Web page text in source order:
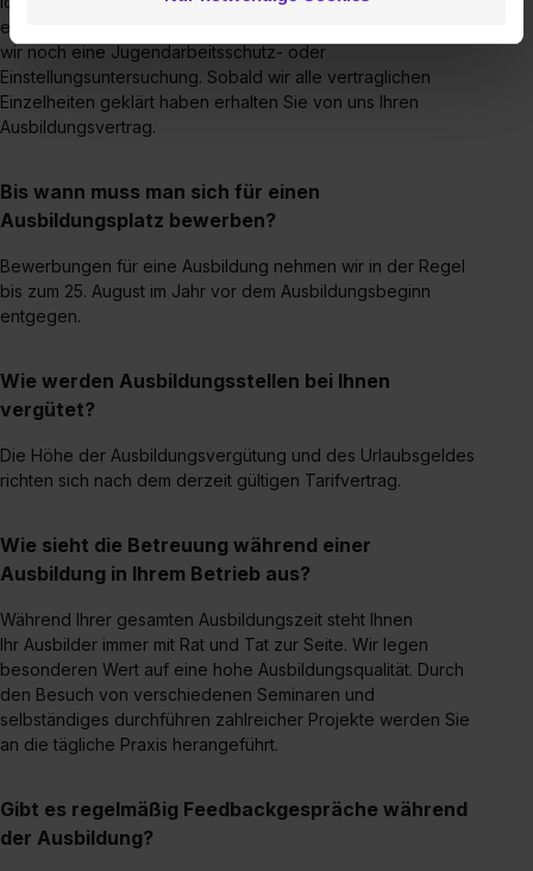
Verwendungszwecke (ausgenommen „Notwendig“) zu. .
In diesem Fall sowie bei der separaten Aktivierung von
„Social Media und Marketing“ bist du auch damit
einverstanden, dass dir nach Setzen der Cookies externe
erforderliche personenbezogene Daten an Social Media
Dienste, ggfs. mit Sitz in den USA, übermittelt werden.
Einzelfall bei dem jeweiligen Inhalt erteilen. Willst du nur
bestimmte Verwendungszwecke zulassen, triff deine
der Kategorien „Präferenzen“, „Statistiken“ und „Social
Media und Marketing“ umfasst hierbei die Einwilligung
zur Übermittlung deiner Daten in die USA (Art. 49 Abs. 1
S. 1 lit. a) DS-GVO). Die USA verfügen über kein
II). Du kannst die von dir erteilte Einwilligung jederzeit mit
Wirkung für die Zukunft ganz oder teilweise über unsere
Einstellungen“ widerrufen. Weitere Informationen zu den
einzelnen Cookies findest du durch Klick auf „Details
zeigen“. Weitere Informationen:Datenschutzerklärung
Impressum
erfreuliche Nachricht telefonisch mitteilen. Danach benötigen
wir noch eine Jugendarbeitsschutz- oder
Einstellungsuntersuchung. Sobald wir alle vertraglichen
Einzelheiten geklärt haben erhalten Sie von uns Ihren
Ausbildungsvertrag.
Bis wann muss man sich für einen
Ausbildungsplatz bewerben?
Bewerbungen für eine Ausbildung nehmen wir in der Regel
bis zum 25. August im Jahr vor dem Ausbildungsbeginn
entgegen.
Wie werden Ausbildungsstellen bei Ihnen
vergütet?
Die Höhe der Ausbildungsvergütung und des Urlaubsgeldes
richten sich nach dem derzeit gültigen Tarifvertrag.
Wie sieht die Betreuung während einer
Ausbildung in Ihrem Betrieb aus?
Während Ihrer gesamten Ausbildungszeit steht Ihnen
Ihr Ausbilder immer mit Rat und Tat zur Seite. Wir legen
besonderen Wert auf eine hohe Ausbildungsqualität. Durch
den Besuch von verschiedenen Seminaren und
selbständiges durchführen zahlreicher Projekte werden Sie
an die tägliche Praxis herangeführt.
Gibt es regelmäßig Feedbackgespräche während
der Ausbildung?